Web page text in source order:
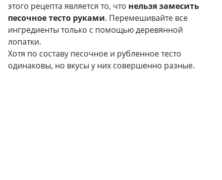
этого рецепта является то, что нельзя замесить
песочное тесто руками. Перемешивайте все
ингредиенты только с помощью деревянной
лопатки.
Хотя по составу песочное и рубленное тесто
одинаковы, но вкусы у них совершенно разные.